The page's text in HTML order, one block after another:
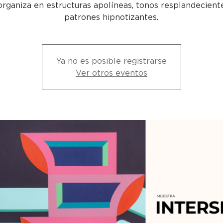
en estructuras apolíneas, tonos
patrones hipnotizantes.
Ya no es posible registrarse
Ver otros eventos